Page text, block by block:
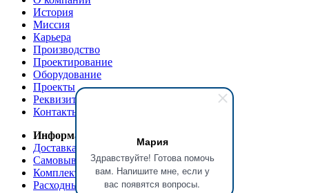
Мария
Здравствуйте! Готова помочь
вам. Напишите мне, если у
вас появятся вопросы.
История
Миссия
Карьера
Производство
Проектирование
Оборудование
Проекты
Реквизиты
Контакты
Информация
Доставка и оплата
Самовывоз
Комплектующие и запасные части
Расходные материалы